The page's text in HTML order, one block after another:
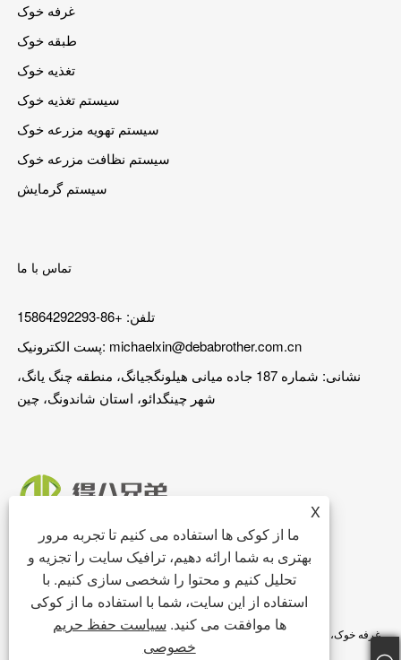
غرفه خوک
طبقه خوک
تغذیه خوک
سیستم تغذیه خوک
سیستم تهویه مزرعه خوک
سیستم نظافت مزرعه خوک
سیستم گرمایش
تماس با ما
تلفن: +86-15864292293
پست الکترونیک: michaelxin@debabrother.com.cn
نشانی: شماره 187 جاده میانی هیلونگجیانگ، منطقه چنگ یانگ،
شهر چینگدائو، استان شاندونگ، چین
X
ما از کوکی ها استفاده می کنیم تا تجربه مرور
بهتری به شما ارائه دهیم، ترافیک سایت را تجزیه و
تحلیل کنیم و محتوا را شخصی سازی کنیم. با
استفاده از این سایت، شما با استفاده ما از کوکی
ها موافقت می کنید. سیاست حفظ حریم
خصوصی